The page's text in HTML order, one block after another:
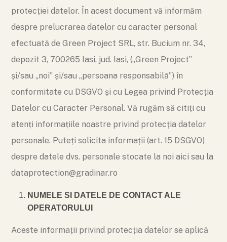
protecției datelor. În acest document vă informăm
despre prelucrarea datelor cu caracter personal
efectuată de Green Project SRL, str. Bucium nr. 34,
depozit 3, 700265 Iasi, jud. Iasi, („Green Project”
și/sau „noi” și/sau „persoana responsabilă”) în
conformitate cu DSGVO și cu Legea privind Protecția
Datelor cu Caracter Personal. Vă rugăm să citiți cu
atenți informațiile noastre privind protecția datelor
personale. Puteți solicita informații (art. 15 DSGVO)
despre datele dvs. personale stocate la noi aici sau la
dataprotection@gradinar.ro
NUMELE SI DATELE DE CONTACT ALE
OPERATORULUI
Aceste informații privind protecția datelor se aplică